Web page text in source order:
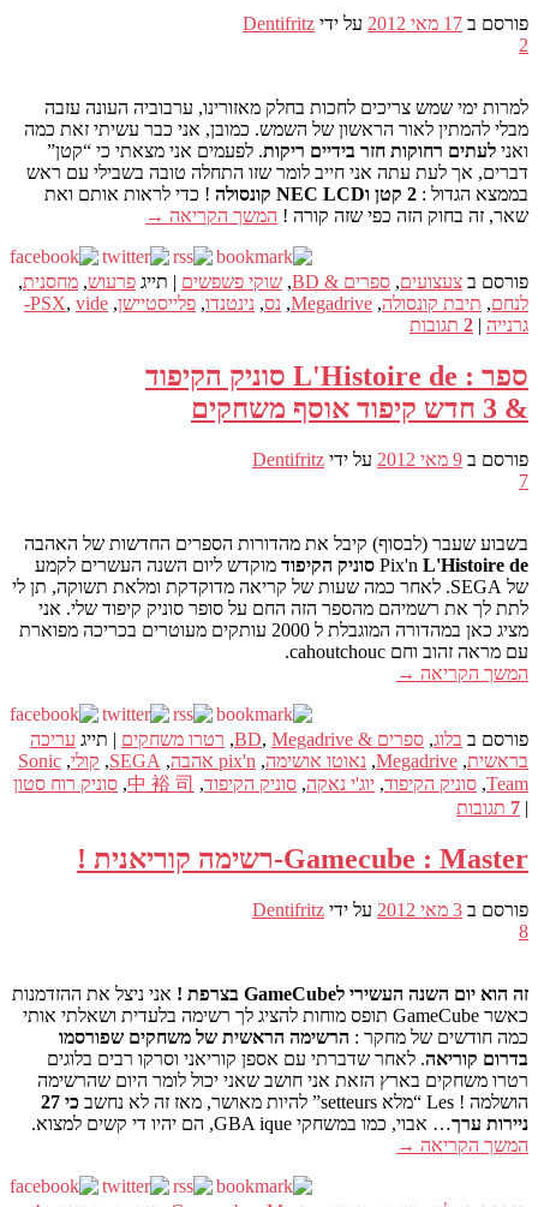
פורסם ב 17 מאי 2012 על ידי Dentifritz
2
למרות ימי שמש צריכים לחכות בחלק מאזורינו, ערבוביה העונה עזבה
מבלי להמתין לאור הראשון של השמש. כמובן, אני כבר עשיתי זאת כמה
ואני לעתים רחוקות חזר בידיים ריקות. לפעמים אני מצאתי כי “קטן”
דברים, אך לעת עתה אני חייב לומר שזו התחלה טובה בשבילי עם ראש
בממצא הגדול :
! כדי לראות אותם ואת
שאר, זה בחוק הזה כפי שזה קורה ! המשך הקריאה →
פורסם ב צעצועים, ספרים & BD , שוקי פשפשים | תייג פרעוש, מחסנית,
לנחם, תיבת קונסולה,
Megadrive
, נס, נינטנדו, פלייסטיישן,
PSX,
vide-
גרנייה |
2 תגובות
ספר : L'Histoire de סוניק הקיפוד
& 3 חדש קיפוד אוסף משחקים
פורסם ב 9 מאי 2012 על ידי Dentifritz
7
בשבוע שעבר (לבסוף) קיבל את מהדורות הספרים החדשות של האהבה
Pix'n L'Histoire de סוניק הקיפוד
מוקדש ליום השנה העשרים לקמע
של SEGA. לאחר כמה שעות של קריאה מדוקדקת ומלאת תשוקה, תן לי
לתת לך את רשמיהם מהספר הזה החם על סופר סוניק קיפוד שלי. אני
מציג כאן במהדורה המוגבלת ל 2000 עותקים מעוטרים בכריכה מפוארת
עם מראה זהוב וחם cahoutchouc.
המשך הקריאה →
פורסם ב בלוג, ספרים & BD , Megadrive
, רטרו משחקים | תייג עריכה
בראשית,
Megadrive
, נאוטו אושימה, pix'n אהבה ,
SEGA
, קולי,
Sonic
Team
, סוניק הקיפוד, יוג'י נאקה, סוניק הקיפוד,
中 裕 司
, סוניק רוח סטון
|
7 תגובות
Gamecube : Master-רשימה קוריאנית !
פורסם ב 3 מאי 2012 על ידי Dentifritz
8
זה הוא יום השנה העשירי לGameCube בצרפת !
אני ניצל את ההזדמנות
כאשר GameCube תופס מוחות להציג לך רשימה בלעדית ושאלתי אותי
כמה חודשים של מחקר : הרשימה הראשית של משחקים שפורסמו
בדרום קוריאה. לאחר שדברתי עם אספן קוריאני וסרקו רבים בלוגים
רטרו משחקים בארץ הזאת אני חושב שאני יכול לומר היום שהרשימה
הושלמה ! Les “מלא setteurs” להיות מאושר, מאז זה לא נחשב
כי 27
ניירות ערך… אבוי, כמו במשחקי GBA ique, הם יהיו די קשים למצוא.
המשך הקריאה →